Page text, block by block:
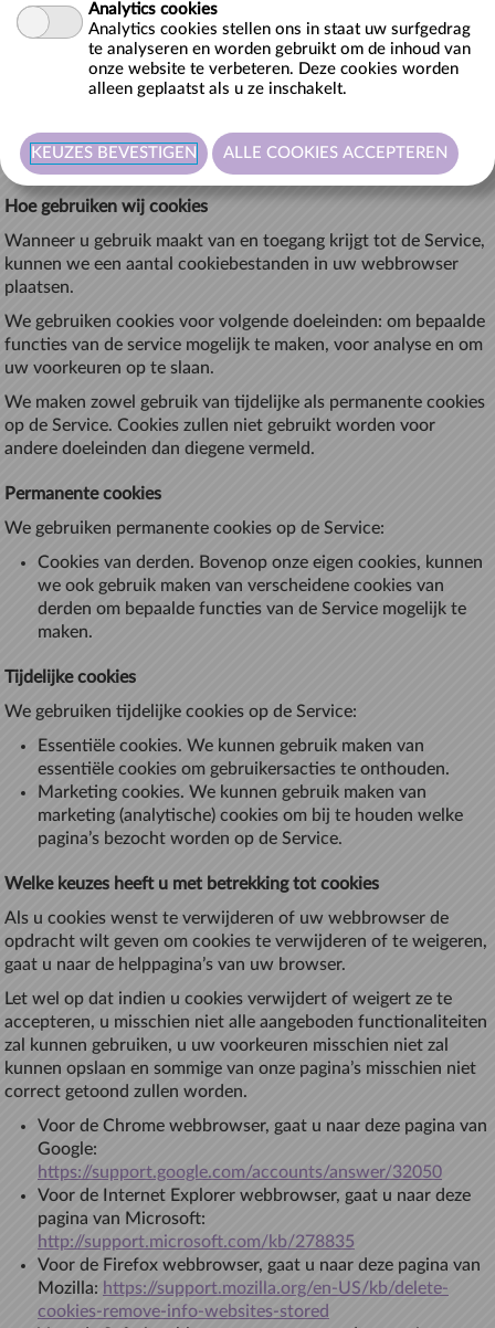
Service of een derde partij toe u te herkennen om uw volgende
bezoek makkelijker te maken en de Service meer op u af te
Cookies kunnen "permanent" of "tijdelijk" zijn. Permanente
gaat, terwijl tijdelijke cookies meteen verwijderd worden als u
uw browser afsluit.
Hoe gebruiken wij cookies
Wanneer u gebruik maakt van en toegang krijgt tot de Service,
kunnen we een aantal cookiebestanden in uw webbrowser
plaatsen.
We gebruiken cookies voor volgende doeleinden: om bepaalde
functies van de service mogelijk te maken, voor analyse en om
uw voorkeuren op te slaan.
We maken zowel gebruik van tijdelijke als permanente cookies
op de Service. Cookies zullen niet gebruikt worden voor
andere doeleinden dan diegene vermeld.
Permanente cookies
We gebruiken permanente cookies op de Service:
Cookies van derden. Bovenop onze eigen cookies, kunnen
we ook gebruik maken van verscheidene cookies van
derden om bepaalde functies van de Service mogelijk te
maken.
Tijdelijke cookies
We gebruiken tijdelijke cookies op de Service:
Essentiële cookies. We kunnen gebruik maken van
essentiële cookies om gebruikersacties te onthouden.
Marketing cookies. We kunnen gebruik maken van
marketing (analytische) cookies om bij te houden welke
pagina’s bezocht worden op de Service.
Welke keuzes heeft u met betrekking tot cookies
Als u cookies wenst te verwijderen of uw webbrowser de
opdracht wilt geven om cookies te verwijderen of te weigeren,
gaat u naar de helppagina’s van uw browser.
Let wel op dat indien u cookies verwijdert of weigert ze te
accepteren, u misschien niet alle aangeboden functionaliteiten
zal kunnen gebruiken, u uw voorkeuren misschien niet zal
kunnen opslaan en sommige van onze pagina’s misschien niet
correct getoond zullen worden.
Voor de Chrome webbrowser, gaat u naar deze pagina van
Google:
https://support.google.com/accounts/answer/32050
Voor de Internet Explorer webbrowser, gaat u naar deze
pagina van Microsoft:
http://support.microsoft.com/kb/278835
Voor de Firefox webbrowser, gaat u naar deze pagina van
Mozilla: https://support.mozilla.org/en-US/kb/delete-
cookies-remove-info-websites-stored
Analytics cookies
Analytics cookies stellen ons in staat uw surfgedrag
te analyseren en worden gebruikt om de inhoud van
onze website te verbeteren. Deze cookies worden
alleen geplaatst als u ze inschakelt.